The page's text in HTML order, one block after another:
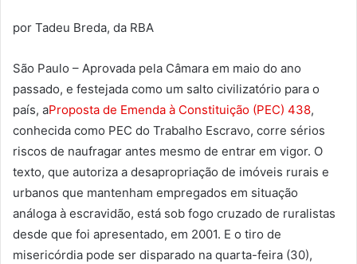
por Tadeu Breda, da RBA
São Paulo – Aprovada pela Câmara em maio do ano
passado, e festejada como um salto civilizatório para o
país, aProposta de Emenda à Constituição (PEC) 438,
conhecida como PEC do Trabalho Escravo, corre sérios
riscos de naufragar antes mesmo de entrar em vigor. O
texto, que autoriza a desapropriação de imóveis rurais e
urbanos que mantenham empregados em situação
análoga à escravidão, está sob fogo cruzado de ruralistas
desde que foi apresentado, em 2001. E o tiro de
misericórdia pode ser disparado na quarta-feira (30),